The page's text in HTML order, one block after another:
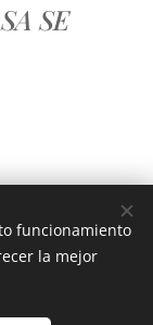
SE
funcionamiento
la mejor